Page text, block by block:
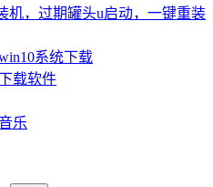
机，过期罐头u启动，一键重装
系统下载
载软件
乐